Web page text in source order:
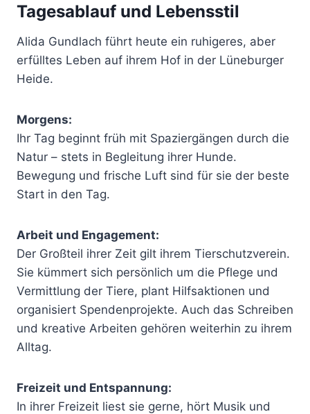
Tagesablauf und Lebensstil
Alida Gundlach führt heute ein ruhigeres, aber
erfülltes Leben auf ihrem Hof in der Lüneburger
Heide.
Morgens:
Ihr Tag beginnt früh mit Spaziergängen durch die
Natur – stets in Begleitung ihrer Hunde.
Bewegung und frische Luft sind für sie der beste
Start in den Tag.
Arbeit und Engagement:
Der Großteil ihrer Zeit gilt ihrem Tierschutzverein.
Sie kümmert sich persönlich um die Pflege und
Vermittlung der Tiere, plant Hilfsaktionen und
organisiert Spendenprojekte. Auch das Schreiben
und kreative Arbeiten gehören weiterhin zu ihrem
Alltag.
Freizeit und Entspannung:
In ihrer Freizeit liest sie gerne, hört Musik und